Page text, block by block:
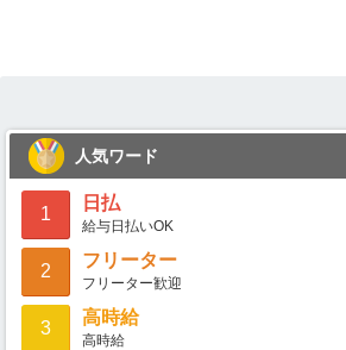
人気ワード
1
日払
給与日払いOK
2
フリーター
フリーター歓迎
3
高時給
高時給